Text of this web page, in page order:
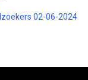
02-06-2024